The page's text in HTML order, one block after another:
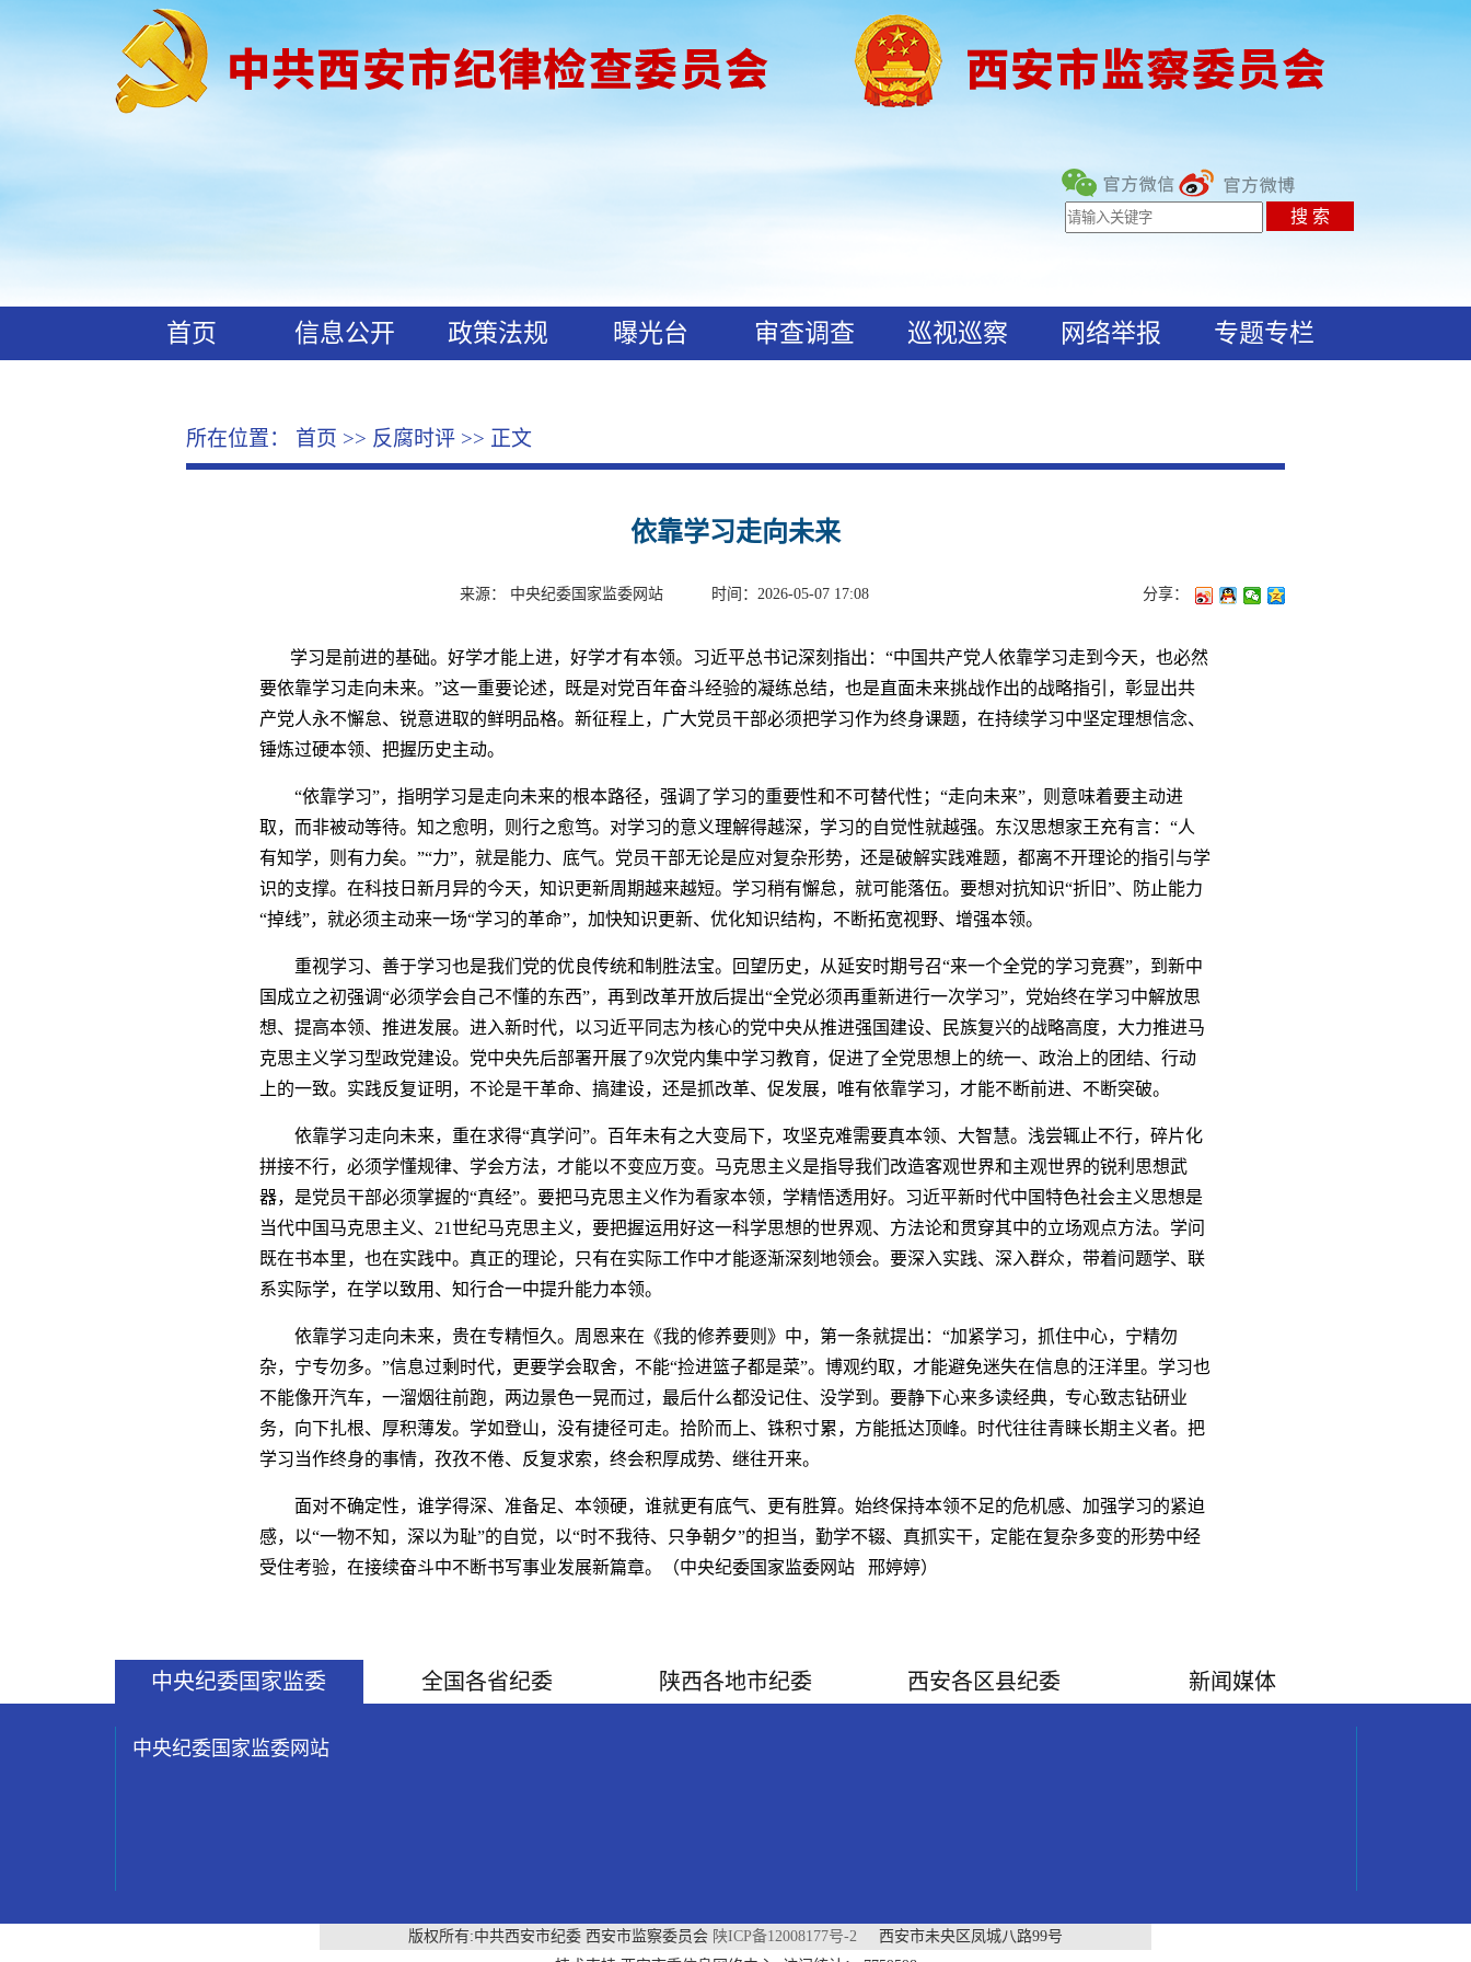
首页 信息公开 政策法规 曝光台 审查调查 巡视巡察 网络举报
专题专栏
所在位置： 首页 >> 反腐时评 >> 正文
依靠学习走向未来
来源： 中央纪委国家监委网站 时间：2026-05-07 17:08 分享：
学习是前进的基础。好学才能上进，好学才有本领。习近平总书记深刻指出：“中国共产党人依靠学习走到今天，也必然
要依靠学习走向未来。”这一重要论述，既是对党百年奋斗经验的凝练总结，也是直面未来挑战作出的战略指引，彰显出共
产党人永不懈怠、锐意进取的鲜明品格。新征程上，广大党员干部必须把学习作为终身课题，在持续学习中坚定理想信念、
锤炼过硬本领、把握历史主动。
“依靠学习”，指明学习是走向未来的根本路径，强调了学习的重要性和不可替代性；“走向未来”，则意味着要主动进
取，而非被动等待。知之愈明，则行之愈笃。对学习的意义理解得越深，学习的自觉性就越强。东汉思想家王充有言：“人
有知学，则有力矣。”“力”，就是能力、底气。党员干部无论是应对复杂形势，还是破解实践难题，都离不开理论的指引与学
识的支撑。在科技日新月异的今天，知识更新周期越来越短。学习稍有懈怠，就可能落伍。要想对抗知识“折旧”、防止能力
“掉线”，就必须主动来一场“学习的革命”，加快知识更新、优化知识结构，不断拓宽视野、增强本领。
重视学习、善于学习也是我们党的优良传统和制胜法宝。回望历史，从延安时期号召“来一个全党的学习竞赛”，到新中
国成立之初强调“必须学会自己不懂的东西”，再到改革开放后提出“全党必须再重新进行一次学习”，党始终在学习中解放思
想、提高本领、推进发展。进入新时代，以习近平同志为核心的党中央从推进强国建设、民族复兴的战略高度，大力推进马
克思主义学习型政党建设。党中央先后部署开展了9次党内集中学习教育，促进了全党思想上的统一、政治上的团结、行动
上的一致。实践反复证明，不论是干革命、搞建设，还是抓改革、促发展，唯有依靠学习，才能不断前进、不断突破。
依靠学习走向未来，重在求得“真学问”。百年未有之大变局下，攻坚克难需要真本领、大智慧。浅尝辄止不行，碎片化
拼接不行，必须学懂规律、学会方法，才能以不变应万变。马克思主义是指导我们改造客观世界和主观世界的锐利思想武
器，是党员干部必须掌握的“真经”。要把马克思主义作为看家本领，学精悟透用好。习近平新时代中国特色社会主义思想是
当代中国马克思主义、21世纪马克思主义，要把握运用好这一科学思想的世界观、方法论和贯穿其中的立场观点方法。学问
既在书本里，也在实践中。真正的理论，只有在实际工作中才能逐渐深刻地领会。要深入实践、深入群众，带着问题学、联
系实际学，在学以致用、知行合一中提升能力本领。
依靠学习走向未来，贵在专精恒久。周恩来在《我的修养要则》中，第一条就提出：“加紧学习，抓住中心，宁精勿
杂，宁专勿多。”信息过剩时代，更要学会取舍，不能“捡进篮子都是菜”。博观约取，才能避免迷失在信息的汪洋里。学习也
不能像开汽车，一溜烟往前跑，两边景色一晃而过，最后什么都没记住、没学到。要静下心来多读经典，专心致志钻研业
务，向下扎根、厚积薄发。学如登山，没有捷径可走。拾阶而上、铢积寸累，方能抵达顶峰。时代往往青睐长期主义者。把
学习当作终身的事情，孜孜不倦、反复求索，终会积厚成势、继往开来。
面对不确定性，谁学得深、准备足、本领硬，谁就更有底气、更有胜算。始终保持本领不足的危机感、加强学习的紧迫
感，以“一物不知，深以为耻”的自觉，以“时不我待、只争朝夕”的担当，勤学不辍、真抓实干，定能在复杂多变的形势中经
受住考验，在接续奋斗中不断书写事业发展新篇章。（中央纪委国家监委网站 邢婷婷）
中央纪委国家监委 全国各省纪委 陕西各地市纪委 西安各区县纪委 新闻媒体
中央纪委国家监委网站
版权所有:中共西安市纪委 西安市监察委员会 陕ICP备12008177号-2 西安市未央区凤城八路99号